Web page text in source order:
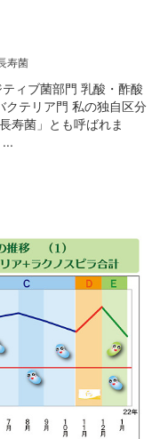
寿菌
ィブ菌部門 乳酸・酢酸
クテリア門 私の独自区分
寿菌」とも呼ばれま